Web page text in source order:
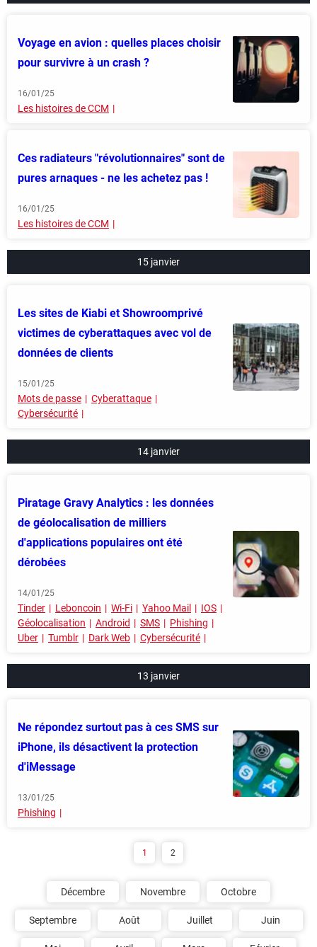
Voyage en avion : quelles places choisir
pour survivre à un crash ?
16/01/25
Les histoires de CCM
Ces radiateurs "révolutionnaires" sont de
pures arnaques - ne les achetez pas !
16/01/25
Les histoires de CCM
15 janvier
Les sites de Kiabi et Showroomprivé
victimes de cyberattaques avec vol de
données de clients
15/01/25
Mots de passe
Cyberattaque
Cybersécurité
14 janvier
Piratage Gravy Analytics : les données
de géolocalisation de milliers
d'applications populaires ont été
dérobées
14/01/25
Tinder Leboncoin Wi-Fi Yahoo Mail
IOS
Géolocalisation
Android SMS
Phishing
Uber
Tumblr Dark Web Cybersécurité
13 janvier
Ne répondez surtout pas à ces SMS sur
iPhone, ils désactivent la protection
d'iMessage
13/01/25
Phishing
1 2
Décembre Novembre Octobre
Septembre Août Juillet Juin